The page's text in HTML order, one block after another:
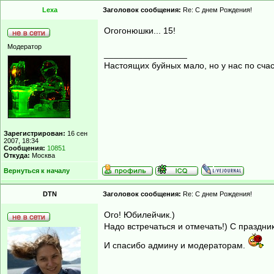
Lexa Заголовок сообщения: Re: С днем Рождения!
Модератор
Зарегистрирован: 16 сен
2007, 18:34
Сообщения: 10851
Откуда: Москва
Огогонюшки... 15!
Настоящих буйных мало, но у нас по
Вернуться к началу
DTN Заголовок сообщения: Re: С днем Рождения!
Ого! Юбилейчик.)
Надо встречаться и отмечать!) С
И спасибо админу и модераторам.